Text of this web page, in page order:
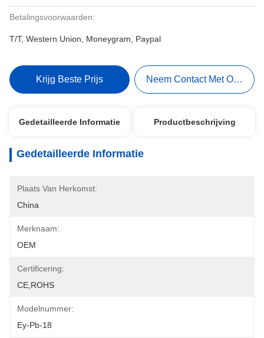
Betalingsvoorwaarden:
T/T, Western Union, Moneygram, Paypal
Krijg Beste Prijs Neem Contact Met Ons Op
Gedetailleerde Informatie Productbeschrijving
Gedetailleerde Informatie
Plaats Van Herkomst:
China
Merknaam:
OEM
Certificering:
CE,ROHS
Modelnummer:
Ey-Pb-18